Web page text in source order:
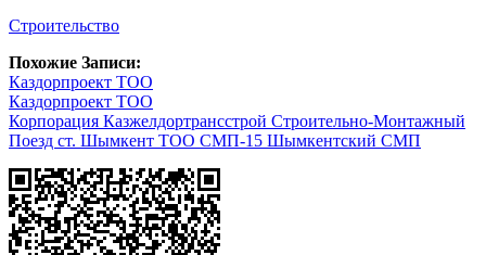
Строительство
Похожие Записи:
Каздорпроект ТОО
Каздорпроект ТОО
Корпорация Казжелдортрансстрой Строительно-Монтажный
Поезд ст. Шымкент ТОО СМП-15 Шымкентский СМП